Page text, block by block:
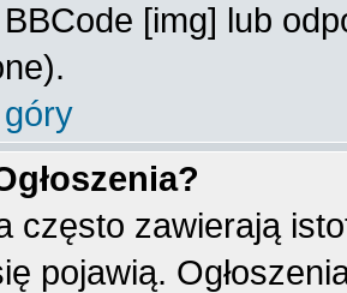
[img] lub
często zawierają
pojawią.